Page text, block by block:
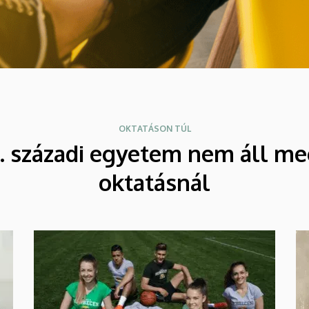
OKTATÁSON TÚL
századi egyetem nem áll
oktatásnál